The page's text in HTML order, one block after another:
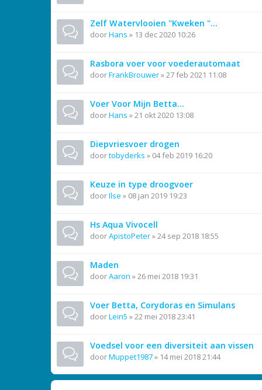
Zelf Watervlooien "Kweken "...
doorHans » 13 dec 2020 10:26
Rasbora voer voor voederautomaat
doorFrankBrouwer»27 feb 2021 11:08
Voer Voor Mijn Betta...
doorHans »21 okt 2020 13:08
Diepvriesvoer drogen
doortobyderks » 04 feb 2019 16:20
Keuze in type droogvoer
doorIlse » 08 jan 2019 19:23
Hs Aqua Vivocell
doorApistoPeter»24 sep 2018 18:55
Maden
doorAaron »26 mei 2018 19:31
Voer Betta, Corydoras en Simulans
doorLein5 »22 mei 2018 23:41
Voedsel voor een diversiteit aan vissen
doorMuppet1987» 14 mei 2018 21:44